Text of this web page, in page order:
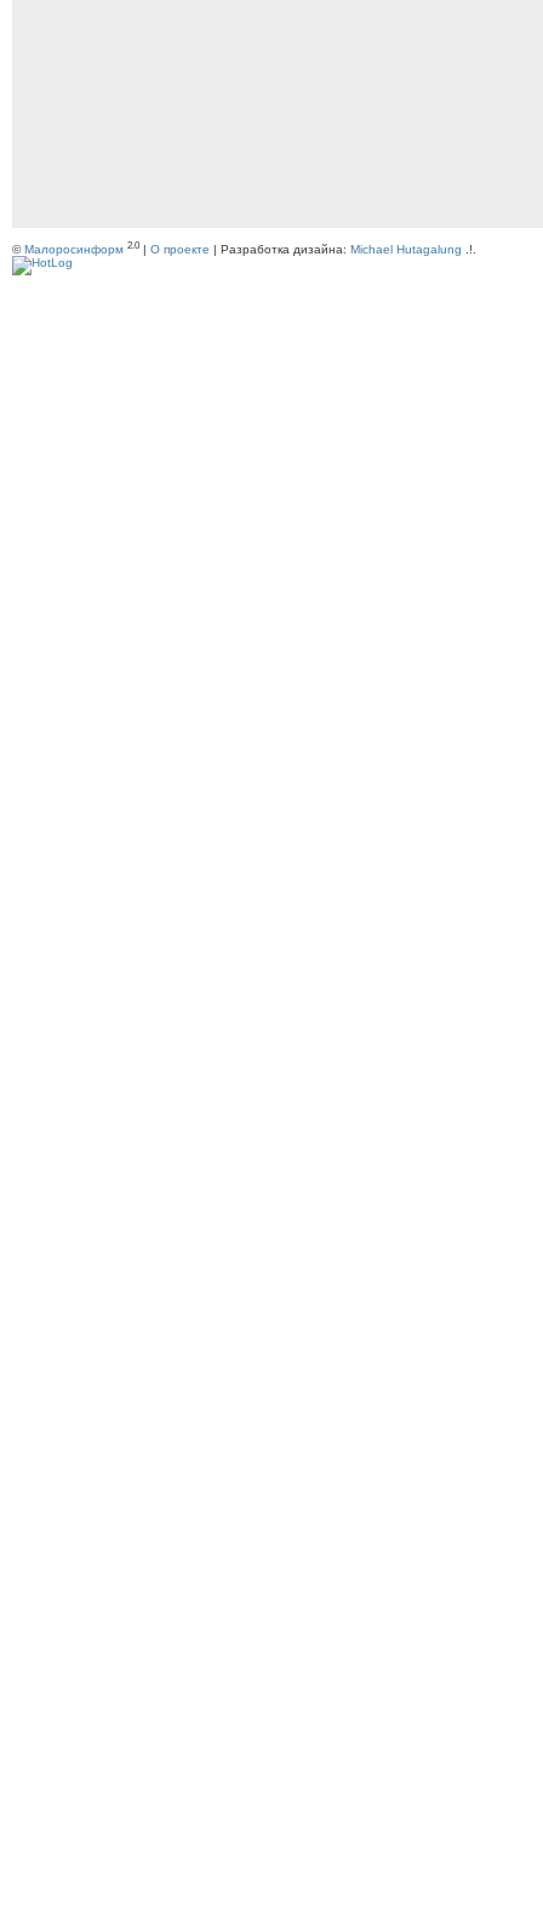
©Малоросинформ 2.0 | О проекте | Разработка дизайна: Michael Hutagalung .!.